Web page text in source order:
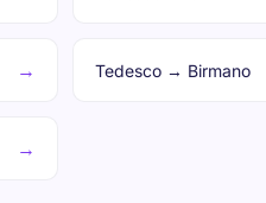
→ Tedesco → Birmano
→